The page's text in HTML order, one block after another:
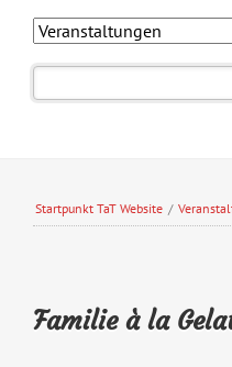
Startpunkt TaT Website /
Familie à la